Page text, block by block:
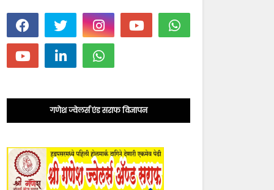
गणेश ज्वेलर्स एंड सराफ विज्ञापन